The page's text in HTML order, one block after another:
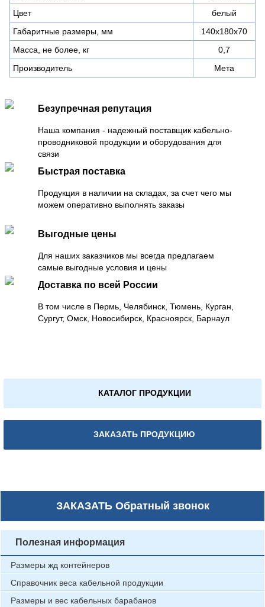
Цвет
белый
Габаритные размеры, мм
140х180х70
Масса, не более, кг
0,7
Производитель
Мета
Безупречная репутация
Наша компания - надежный поставщик кабельно-
проводниковой продукции и оборудования для
связи
Быстрая поставка
Продукция в наличии на складах, за счет чего мы
можем оперативно выполнять заказы
Выгодные цены
Для наших заказчиков мы всегда предлагаем
самые выгодные условия и цены
Доставка по всей России
В том числе в Пермь, Челябинск, Тюмень, Курган,
Сургут, Омск, Новосибирск, Красноярск, Барнаул
КАТАЛОГ ПРОДУКЦИИ
ЗАКАЗАТЬ ПРОДУКЦИЮ
ЗАКАЗАТЬОбратный звонок
Полезная информация
Размеры жд контейнеров
Справочник веса кабельной продукции
Размеры и вес кабельных барабанов